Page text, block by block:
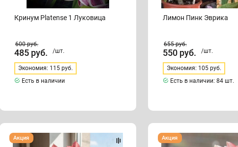
Кринум Platense 1 Луковица
600руб.
485 руб. /шт.
Экономия: 115 руб.
Есть в наличии
Лимон Пинк Эврика
655руб.
550 руб. /шт.
Экономия: 105 руб.
Есть в наличии: 84 шт.
Амариллис
Паркер
Акция
Амариллис
Дабл
Акция